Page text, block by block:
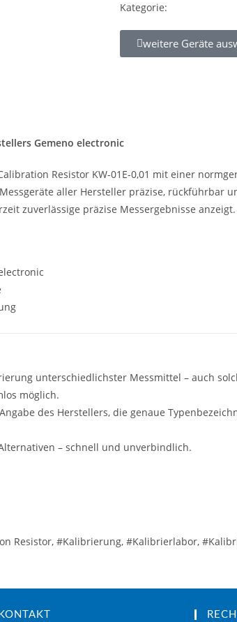
Kategorie:
weitere Geräte
Gemeno electronic
Resistor KW-01E-0,01 mit einer
aller Hersteller präzise, rückführbar
zuverlässige präzise Messergebnisse anzeigt.
unterschiedlichster Messmittel – auch
möglich.
des Herstellers, die genaue
– schnell und unverbindlich.
Resistor, #Kalibrierung, #Kalibrierlabor,
KONTAKT